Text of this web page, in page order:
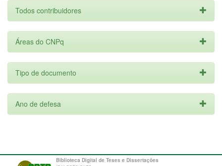
Todos contribuidores
Áreas do CNPq
Tipo de documento
Ano de defesa
Biblioteca Digital de Teses e Dissertações